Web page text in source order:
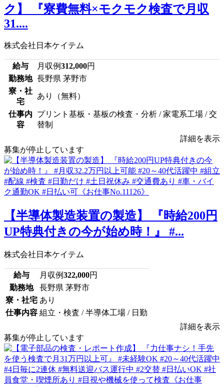
ク】 『寮費無料×モクモク検査で月収
31....
株式会社日本ケイテム
給与 月収例312,000円
勤務地 長野県 茅野市
寮・社
宅
あり（無料）
仕事内
容
プリント基板・基板の検査・分析 / 家電系工場 / 交
替制
詳細を表示
募集が停止しています
【半導体製造装置の製造】 『時給200円
UP特典付きの今が始め時！』 #...
株式会社日本ケイテム
給与 月収例322,000円
勤務地
長野県 茅野市
寮・社宅 あり
仕事内容 組立・検査 / 半導体工場 / 日勤
詳細を表示
募集が停止しています